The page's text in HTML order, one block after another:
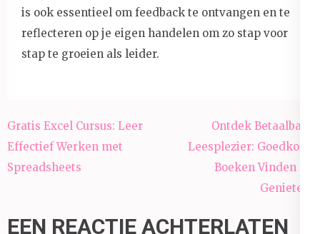
is ook essentieel om feedback te ontvangen en te
reflecteren op je eigen handelen om zo stap voor
stap te groeien als leider.
Berichtnavigatie
Gratis Excel Cursus: Leer
Effectief Werken met
Spreadsheets
Ontdek Betaalbare
Leesplezier: Goedkope
Boeken Vinden en
Genieten!
EEN REACTIE ACHTERLATEN